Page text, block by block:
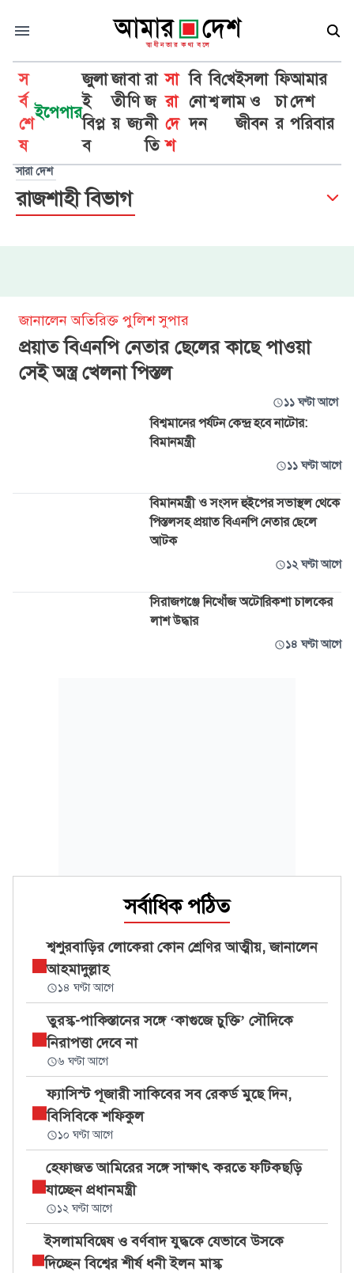
স
র্ব
শে
ষ
ইপেপার
জুলা
ই
বিপ্ল
ব
জা
তী
য়
বা
ণি
জ্য
রা
জ
নী
তি
সা
রা
দে
শ
বি
নো
দন
বি
শ্ব
খে
লা
ইসলা
ম ও
জীবন
ফি
চা
র
আমার
দেশ
পরিবার
সারা দেশ
রাজশাহী বিভাগ
জানালেন অতিরিক্ত পুলিশ সুপার
প্রয়াত বিএনপি নেতার ছেলের কাছে পাওয়া
সেই অস্ত্র খেলনা পিস্তল
১১ ঘণ্টা আগে
বিশ্বমানের পর্যটন কেন্দ্র হবে নাটোর:
বিমানমন্ত্রী
১১ ঘণ্টা আগে
বিমানমন্ত্রী ও সংসদ হুইপের সভাস্থল থেকে
পিস্তলসহ প্রয়াত বিএনপি নেতার ছেলে
আটক
১২ ঘণ্টা আগে
সিরাজগঞ্জে নিখোঁজ অটোরিকশা চালকের
লাশ উদ্ধার
১৪ ঘণ্টা আগে
সর্বাধিক পঠিত
শ্বশুরবাড়ির লোকেরা কোন শ্রেণির আত্মীয়, জানালেন
আহমাদুল্লাহ
১৪ ঘণ্টা আগে
তুরস্ক-পাকিস্তানের সঙ্গে ‘কাগুজে চুক্তি’ সৌদিকে
নিরাপত্তা দেবে না
৬ ঘণ্টা আগে
ফ্যাসিস্ট পূজারী সাকিবের সব রেকর্ড মুছে দিন,
বিসিবিকে শফিকুল
১০ ঘণ্টা আগে
হেফাজত আমিরের সঙ্গে সাক্ষাৎ করতে ফটিকছড়ি
যাচ্ছেন প্রধানমন্ত্রী
১২ ঘণ্টা আগে
ইসলামবিদ্বেষ ও বর্ণবাদ যুদ্ধকে যেভাবে উসকে
দিচ্ছেন বিশ্বের শীর্ষ ধনী ইলন মাস্ক